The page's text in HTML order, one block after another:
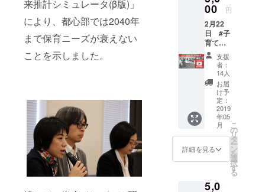
来推計シミュレータ(β版)」
により、都心部では2040年
まで保育ニーズが衰えない
ことを示しました。
だきま
す。
(A)、
(B)の2
コマと
も受講
される
方は、
同日の
5,000円
のリ
ターン
へお申
い。
NPO法
ト
を受講
とがで
きま
す。
キャン
ペーン
終了
後、ど
ちらの1
コマを
選ばれ
るか、
miraco
より
メール
ていた
ンター
リス＞
対象：
出産
前・直
後のパ
パまた
はご夫
婦（3人
または3
組限
定） 本
リター
ンで
は、こ
ち1コマ
(A)14:0
0～
15:15
お産の
日の１
日
(B)15:1
16:30
育児の
イメー
ジを膨
らまそ
所：渋
谷男女
ティセ
00 円
2月22
日 #子
育て政
策聞い
てみよ
うイベ
ント
動画視
聴権 イ
ベント
に来れ
ない方
であっ
ても、
後日、
公開で
支援
者：
14人
お届
け予
定：
2019
年05
月
詳細を見る
こ
の
リ
タ
ー
ン
を
選
択
す
る
5,0